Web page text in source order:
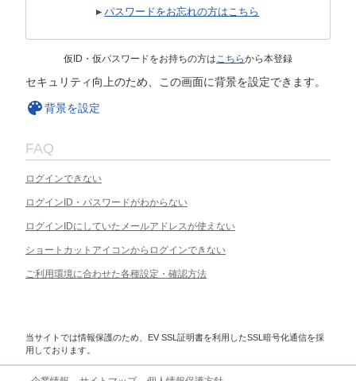
パスワードをお忘れの方はこちら
仮ID・仮パスワードをお持ちの方はこちらから本登録
セキュリティ向上のため、この画面に背景を設定できます。
背景を設定
FAQ
ログインできない
ログインID・パスワードがわからない
ログインIDにしていたメールアドレスが使えない
ショートカットアイコンからログインできない
ご利用環境に合わせた各種設定・確認方法
当サイトでは情報保護のため、EV SSL証明書を利用したSSL暗号化通信を採
用しております。